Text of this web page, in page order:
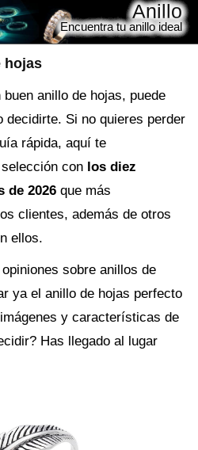
hojas
Anillo
Encuentra tu anillo ideal
anillo de hojas, puede
decidirte. Si no quieres perder
rápida, aquí te
con los diez
de 2026 que más
clientes, además de otros
ellos.
sobre anillos de
ya el anillo de hojas perfecto
y características de
Has llegado al lugar